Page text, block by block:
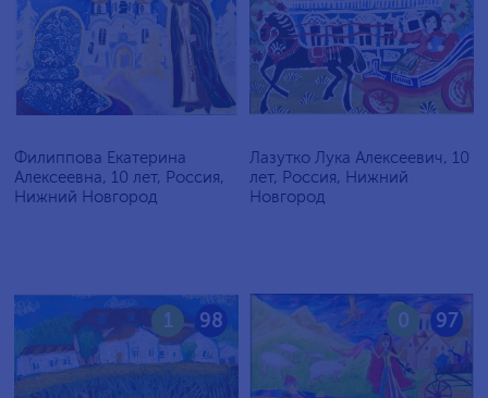
Филиппова Екатерина
Алексеевна, 10 лет, Россия,
Нижний Новгород
Лазутко Лука Алексеевич, 10
лет, Россия, Нижний
Новгород
98
1 97
0